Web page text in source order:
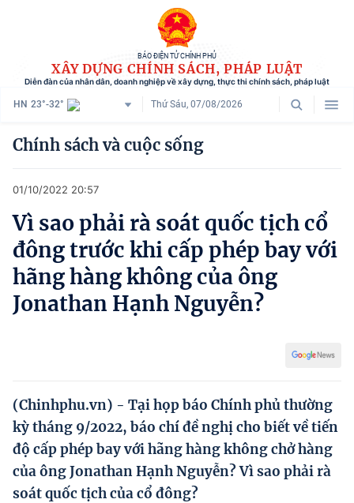
BÁO ĐIỆN TỬ CHÍNH PHỦ
XÂY DỰNG CHÍNH SÁCH, PHÁP LUẬT
Diễn đàn của nhân dân, doanh nghiệp về xây dựng, thực thi chính sách, pháp luật
HN 23°-32° Thứ Sáu, 07/08/2026
Danh mục
Tham vấn chính sách
Người dân góp ý
Doanh nghiệp hiến kế
Phát triển kinh tế tư nhân và doanh nghiệp dân tộc
Ocop và chuỗi giá trị Nông sản
Kinh tế tư nhân
Doanh nghiệp dân tộc
Chính sách và cuộc sống
01/10/2022 20:57
Vì sao phải rà soát quốc tịch cổ
đông trước khi cấp phép bay với
hãng hàng không của ông
Jonathan Hạnh Nguyễn?
(Chinhphu.vn) - Tại họp báo Chính phủ thường
kỳ tháng 9/2022, báo chí đề nghị cho biết về tiến
độ cấp phép bay với hãng hàng không chở hàng
của ông Jonathan Hạnh Nguyễn? Vì sao phải rà
soát quốc tịch của cổ đông?